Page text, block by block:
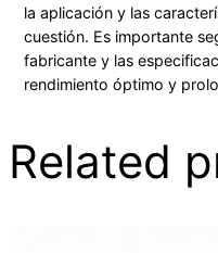
la aplicación y las
cuestión. Es importante
fabricante y las
rendimiento óptimo y
Related